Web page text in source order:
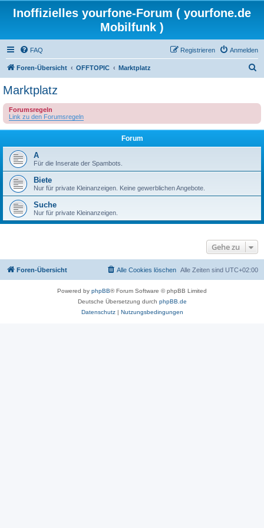
Inoffizielles yourfone-Forum ( yourfone.de
Mobilfunk )
FAQ Anmelden
Registrieren
Foren-Übersicht OFFTOPIC Marktplatz
e
Marktplatz
Forumsregeln
Link zu den Forumsregeln
Forum
A
Für die Inserate der Spambots.
Biete
Nur für private Kleinanzeigen. Keine gewerblichen Angebote.
Suche
Nur für private Kleinanzeigen.
Gehe zu
Foren-Übersicht Alle Zeiten sind UTC+02:00
Alle Cookies löschen
Powered by phpBB® Forum Software © phpBB Limited
Deutsche Übersetzung durch phpBB.de
Datenschutz| Nutzungsbedingungen